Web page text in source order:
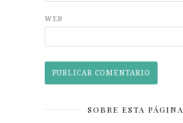
WEB
SOBRE ESTA PÁGINA